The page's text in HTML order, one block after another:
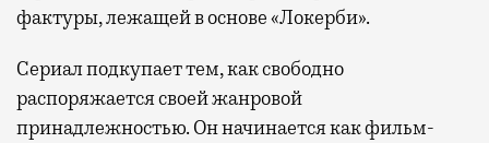
фактуры, лежащей в основе «Локерби».
Сериал подкупает тем, как свободно
распоряжается своей жанровой
принадлежностью. Он начинается как фильм-